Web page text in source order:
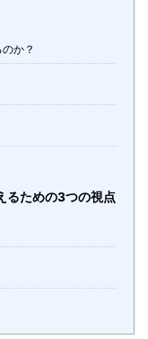
か？
るための3つの視点